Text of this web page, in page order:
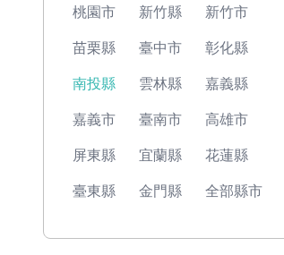
桃園市 新竹縣 新竹市
苗栗縣 臺中市 彰化縣
南投縣 雲林縣 嘉義縣
嘉義市 臺南市 高雄市
屏東縣 宜蘭縣 花蓮縣
臺東縣 金門縣 全部縣市